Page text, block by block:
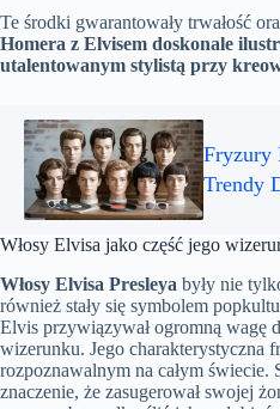
Te środki gwarantowały trwałość
Homera z Elvisem doskonale
utalentowanym stylistą przy
Fryzury
Trendy
Włosy Elvisa jako część jego
Włosy Elvisa Presleya były nie
również stały się symbolem
Elvis przywiązywał ogromną wagę
wizerunku. Jego charakterystyczna
rozpoznawalnym na całym świecie.
znaczenie, że zasugerował swojej